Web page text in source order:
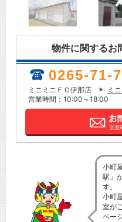
物件に関するお
0265-71-
ミニミニＦＣ伊那店
ミ
営業時間：10:00～18:00
小町
駅」
す。
小町
室が
ペー